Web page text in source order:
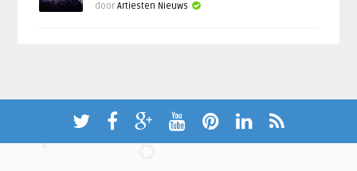
doorArtiesten Nieuws